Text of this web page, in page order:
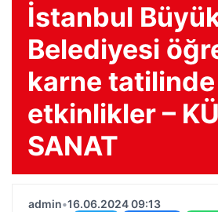
İstanbul
Belediyesi
karne
etkinlikler –
SANAT
admin•16.06.2024 09:13